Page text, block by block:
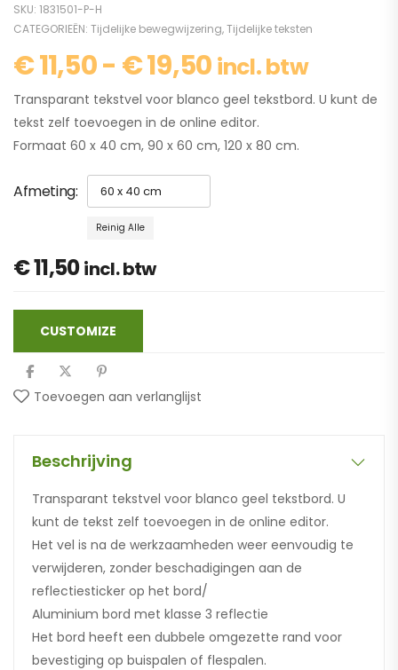
SKU: 1831501-P-H
CATEGORIEËN: Tijdelijke bewegwijzering,Tijdelijke teksten
€11,50- €19,50 incl. btw
Transparant tekstvel voor blanco geel tekstbord. U kunt de
tekst zelf toevoegen in de online editor.
Formaat 60 x 40 cm, 90 x 60 cm, 120 x 80 cm.
Afmeting
Reinig Alle
€11,50incl. btw
CUSTOMIZE
Toevoegen aan verlanglijst
Beschrijving
Transparant tekstvel voor blanco geel tekstbord. U
kunt de tekst zelf toevoegen in de online editor.
Het vel is na de werkzaamheden weer eenvoudig te
verwijderen, zonder beschadigingen aan de
reflectiesticker op het bord/
Aluminium bord met klasse 3 reflectie
Het bord heeft een dubbele omgezette rand voor
bevestiging op buispalen of flespalen.